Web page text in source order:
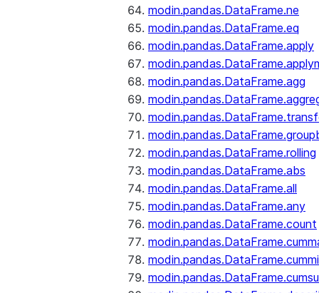
modin.pandas.DataFrame.ne
modin.pandas.DataFrame.eq
modin.pandas.DataFrame.apply
modin.pandas.DataFrame.agg
modin.pandas.DataFrame.rolling
modin.pandas.DataFrame.abs
modin.pandas.DataFrame.all
modin.pandas.DataFrame.any
modin.pandas.DataFrame.count